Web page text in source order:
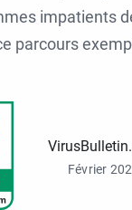
impatients
parcours
Février